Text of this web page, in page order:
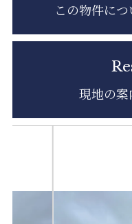
この物件につ
現地の案